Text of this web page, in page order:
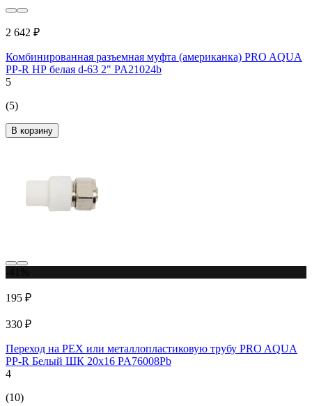
2 642 ₽
Комбинированная разъемная муфта (американка) PRO AQUA
PP-R НР белая d-63 2" PA21024b
5
(5)
В корзину
195 ₽
330 ₽
Переход на PEX или металлопластиковую трубу PRO AQUA
PP-R Белый ШК 20x16 PA76008Pb
4
(10)